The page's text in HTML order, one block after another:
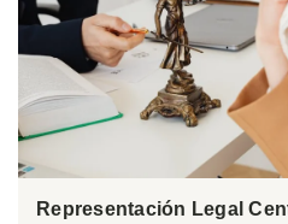
Representación Legal